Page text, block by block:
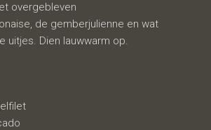
overgebleven
de gemberjulienne en wat
uitjes. Dien lauwwarm op.